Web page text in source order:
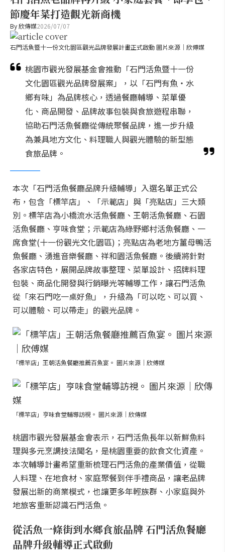
節慶年菜打造觀光新商機
By欣傳媒2026/07/07
石門活魚暨十一份文化園區觀光品牌發展計畫正式啟動 圖片來源｜欣傅媒
桃園市觀光發展基金會推動「石門活魚暨十一份
文化園區觀光品牌發展案」，以「石門有魚・水
鄉有味」為品牌核心，透過餐廳輔導、菜單優
化、商品開發、品牌故事包裝與食旅遊程串聯，
協助石門活魚餐廳從傳統聚餐品牌，進一步升級
為兼具地方文化、料理職人與觀光體驗的新型態
食旅品牌。
本次「石門活魚餐廳品牌升級輔導」入選名單正式公
布，包含「標竿店」、「示範店」與「亮點店」三大類
別。標竿店為小橋流水活魚餐廳、王朝活魚餐廳、石園
活魚餐廳、亨味食堂；示範店為綠野鄉村活魚餐廳、一
席食堂(十一份觀光文化園區)；亮點店為老地方薑母鴨活
魚餐廳、湧進音樂餐廳、祥和園活魚餐廳。後續將針對
各家店特色，展開品牌故事整理、菜單設計、招牌料理
包裝、商品化開發與行銷曝光等輔導工作，讓石門活魚
從「來石門吃一桌好魚」，升級為「可以吃、可以買、
可以體驗、可以帶走」的觀光品牌。
「標竿店」王朝活魚餐廳推薦百魚宴。 圖片來源｜欣傅媒
「標竿店」亨味食堂輔導訪視。 圖片來源｜欣傳媒
桃園市觀光發展基金會表示，石門活魚長年以新鮮魚料
理與多元烹調技法聞名，是桃園重要的飲食文化資產。
本次輔導計畫希望重新梳理石門活魚的產業價值，從職
人料理、在地食材、家庭聚餐到伴手禮商品，讓老品牌
發展出新的商業模式，也讓更多年輕族群、小家庭與外
地旅客重新認識石門活魚。
從活魚一條街到水鄉食旅品牌 石門活魚餐廳
品牌升級輔導正式啟動